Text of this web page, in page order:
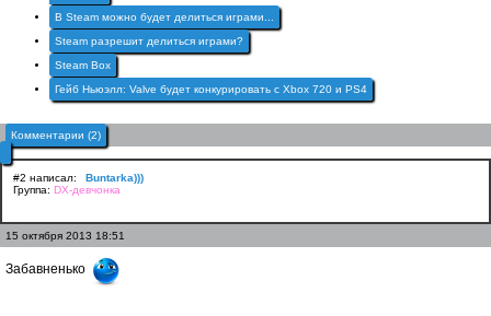
В Steam можно будет делиться играми...
Steam разрешит делиться играми?
Steam Box
Гейб Ньюэлл: Valve будет конкурировать с Xbox 720 и PS4
Комментарии (2)
#2 написал:
Buntarka)))
Группа: DX-девчонка
15 октября 2013 18:51
Забавненько